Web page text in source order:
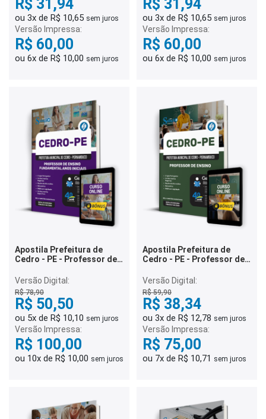
R$ 31,94
ou 3x de R$ 10,65 sem juros
Versão Impressa:
R$ 60,00
ou 6x de R$ 10,00 sem juros
R$ 31,94
ou 3x de R$ 10,65 sem juros
Versão Impressa:
R$ 60,00
ou 6x de R$ 10,00 sem juros
Apostila Prefeitura de
Cedro - PE - Professor de
Iniciais
Versão Digital:
R$ 78,90
R$ 50,50
ou 5x de R$ 10,10 sem juros
Versão Impressa:
R$ 100,00
ou 10x de R$ 10,00 sem juros
Apostila Prefeitura de
Cedro - PE - Professor de
as Especialidades
Versão Digital:
R$ 59,90
R$ 38,34
ou 3x de R$ 12,78 sem juros
Versão Impressa:
R$ 75,00
ou 7x de R$ 10,71 sem juros